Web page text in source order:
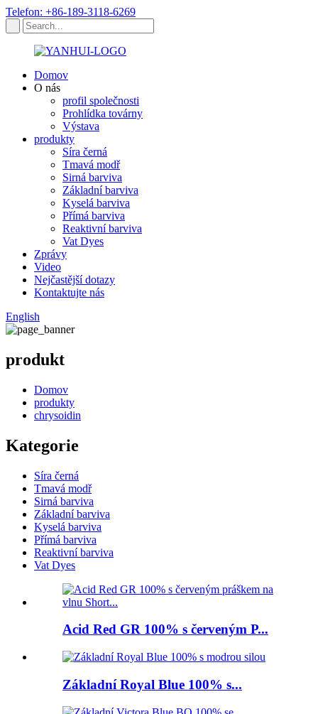
Telefon: +86-189-3118-6269
Domov
O nás
profil společnosti
Prohlídka továrny
Výstava
produkty
Síra černá
Tmavá modř
Sirná barviva
Základní barviva
Kyselá barviva
Přímá barviva
Reaktivní barviva
Vat Dyes
Zprávy
Video
Nejčastější dotazy
Kontaktujte nás
English
produkt
Domov
produkty
chrysoidin
Kategorie
Síra černá
Tmavá modř
Sirná barviva
Základní barviva
Kyselá barviva
Přímá barviva
Reaktivní barviva
Vat Dyes
Acid Red GR 100% s červeným P...
Základní Royal Blue 100% s...